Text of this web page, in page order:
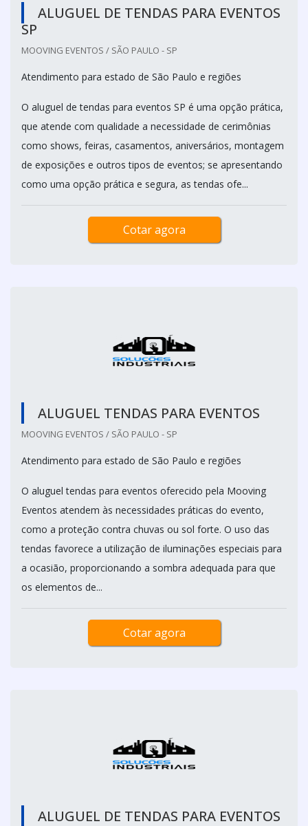
ALUGUEL DE TENDAS PARA EVENTOS
SP
MOOVING EVENTOS / SÃO PAULO - SP
Atendimento para estado de São Paulo e regiões
O aluguel de tendas para eventos SP é uma opção prática,
que atende com qualidade a necessidade de cerimônias
como shows, feiras, casamentos, aniversários, montagem
de exposições e outros tipos de eventos; se apresentando
como uma opção prática e segura, as tendas ofe...
Cotar agora
ALUGUEL TENDAS PARA EVENTOS
MOOVING EVENTOS / SÃO PAULO - SP
Atendimento para estado de São Paulo e regiões
O aluguel tendas para eventos oferecido pela Mooving
Eventos atendem às necessidades práticas do evento,
como a proteção contra chuvas ou sol forte. O uso das
tendas favorece a utilização de iluminações especiais para
a ocasião, proporcionando a sombra adequada para que
os elementos de...
Cotar agora
ALUGUEL DE TENDAS PARA EVENTOS